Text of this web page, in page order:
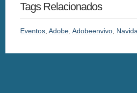
Tags Relacionados
Eventos,Adobe,Adobeenvivo,